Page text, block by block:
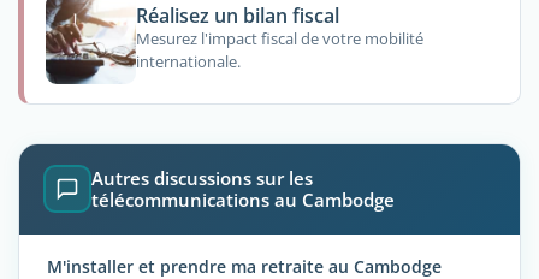
Réalisez un bilan fiscal
Mesurez l'impact fiscal de votre mobilité
internationale.
Autres discussions sur les
télécommunications au Cambodge
M'installer et prendre ma retraite au Cambodge